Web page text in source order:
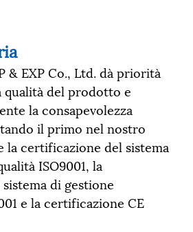
& EXP Co., Ltd. dà priorità
qualità del prodotto e
la consapevolezza
il primo nel nostro
la certificazione del sistema
ISO9001, la
di gestione
e la certificazione CE